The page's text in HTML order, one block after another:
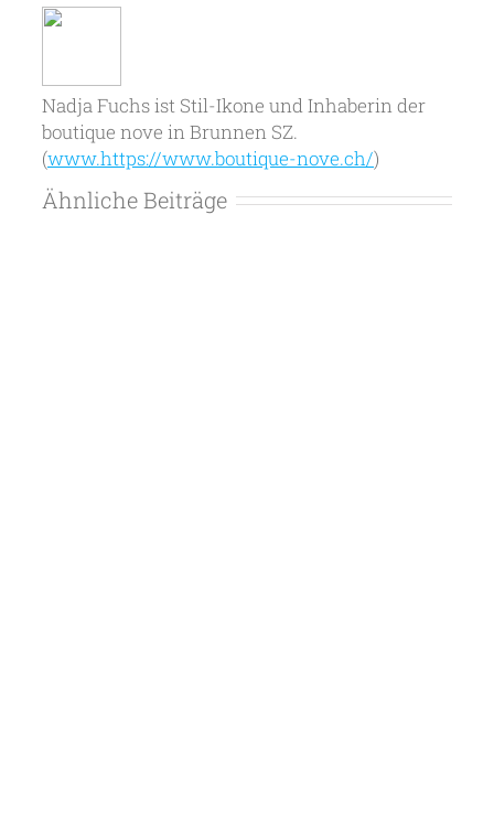
Nadja Fuchs ist Stil-Ikone und Inhaberin der
boutique nove in Brunnen SZ.
(www.https://www.boutique-nove.ch/)
Ähnliche Beiträge